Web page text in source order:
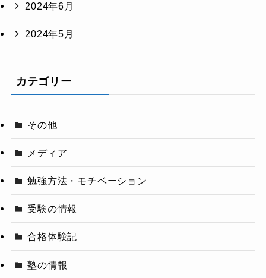
2024年6月
2024年5月
カテゴリー
その他
メディア
勉強方法・モチベーション
受験の情報
合格体験記
塾の情報